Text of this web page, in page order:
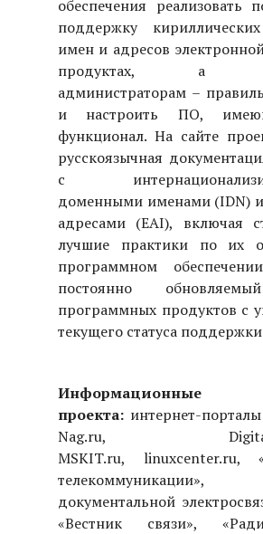
обеспечения реализовать
поддержку
имен и адресов
продуктах, а
администраторам –
и настроить ПО,
функционал. На сайте
русскоязычная
с
доменными именами (IDN)
адресами (EAI), включая
лучшие практики по их
программном
постоянно
программных продуктов с
текущего статуса
Информационные
проекта: интернет-
Nag.ru, Digital-
MSKIT.ru, linuxcenter.ru,
телекоммуникации»,
документальной
«Вестник связи»,